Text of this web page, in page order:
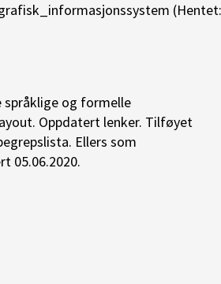
(Hentet:
språklige og formelle
Oppdatert lenker. Tilføyet
Ellers som
05.06.2020.